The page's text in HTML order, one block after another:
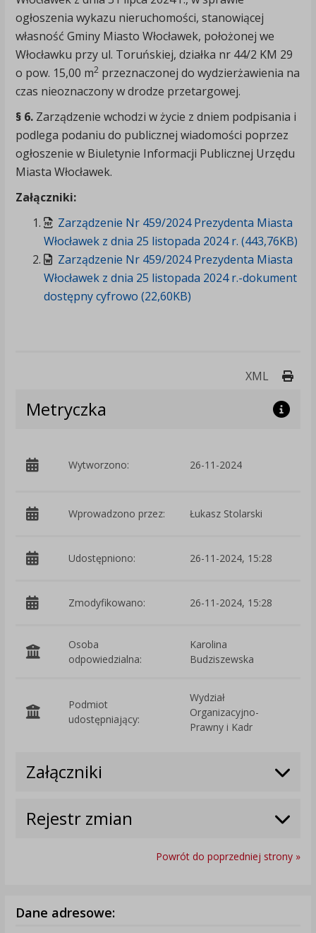
ogłoszenia wykazu nieruchomości, stanowiącej
własność Gminy Miasto Włocławek, położonej we
Włocławku przy ul. Toruńskiej, działka nr 44/2 KM 29
o pow. 15,00 m2przeznaczonej do wydzierżawienia na
czas nieoznaczony w drodze przetargowej.
§ 6. Zarządzenie wchodzi w życie z dniem podpisania i
podlega podaniu do publicznej wiadomości poprzez
ogłoszenie w Biuletynie Informacji Publicznej Urzędu
Miasta Włocławek.
Załączniki:
Zarządzenie Nr 459/2024 Prezydenta Miasta
Włocławek z dnia 25 listopada 2024 r. (443,76KB)
Zarządzenie Nr 459/2024 Prezydenta Miasta
Włocławek z dnia 25 listopada 2024 r.-dokument
dostępny cyfrowo (22,60KB)
XML
Metryczka
Wytworzono: 26-11-2024
Wprowadzono przez: Łukasz Stolarski
Udostępniono: 26-11-2024, 15:28
Zmodyfikowano: 26-11-2024, 15:28
Osoba
odpowiedzialna:
Karolina
Budziszewska
Podmiot
udostępniający:
Wydział
Organizacyjno-
Prawny i Kadr
Załączniki
Rejestr zmian
Powrót do poprzedniej strony »
Dane adresowe: